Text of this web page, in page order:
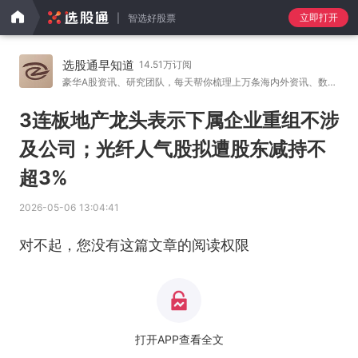
智选好股票 立即打开
选股通早知道 14.51万订阅
豪华A股资讯、研究团队，每天帮你梳理上万条海内外资讯、数…
3连板地产龙头表示下属企业重组不涉
及公司；光纤人气股拟遭股东减持不
超3%
2026-05-06 13:04:41
对不起，您没有这篇文章的阅读权限
打开APP查看全文